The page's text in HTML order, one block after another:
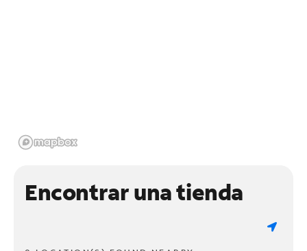
Encontrar una tienda